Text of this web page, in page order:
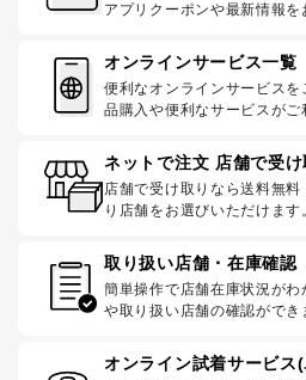
アプリクーポンや最新情報を
オンラインサービス一覧
便利なオンラインサービス
品購入や便利なサービスがご
ネットで注文 店舗で受け
店舗で受け取りなら送料無
り店舗をお選びいただけます
取り扱い店舗・在庫確認
簡単操作で店舗在庫状況が
や取り扱い店舗の確認ができ
オンライン試着サービス